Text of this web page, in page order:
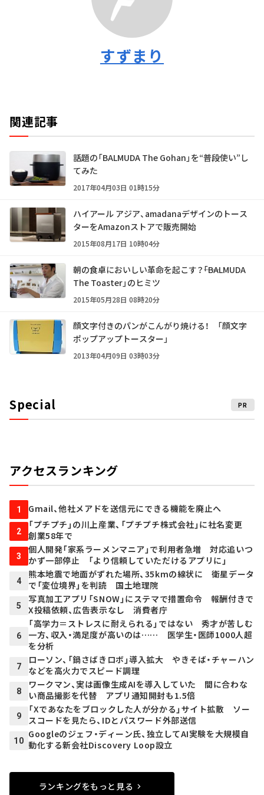
すずまり
関連記事
話題の「BALMUDA The Gohan」を“普段使い”し
てみた
2017年04月03日 01時15分
ハイアール アジア、amadanaデザインのトース
ターをAmazonストアで販売開始
2015年08月17日 10時04分
朝の食卓においしい革命を起こす？――「BALMUDA
The Toaster」のヒミツ
2015年05月28日 08時20分
顔文字付きのパンがこんがり焼ける！ 「顔文字
ポップアップトースター」
2013年04月09日 03時03分
Special PR
アクセスランキング
1 Gmail、他社メアドを送信元にできる機能を廃止へ
2
「プチプチ」の川上産業、「プチプチ株式会社」に社名変更
創業58年で
3
個人開発「家系ラーメンマニア」で利用者急増 対応追いつ
かず一部停止 「より信頼していただけるアプリに」
4
熊本地震で地面がずれた場所、35kmの線状に 衛星データ
で「変位境界」を判読 国土地理院
5
写真加工アプリ「SNOW」にステマで措置命令 報酬付きで
X投稿依頼、広告表示なし 消費者庁
6
「高学力＝ストレスに耐えられる」ではない 秀才が苦しむ
一方、収入・満足度が高いのは…… 医学生・医師1000人超
を分析
7
ローソン、「鍋さばきロボ」導入拡大 やきそば・チャーハン
などを高火力でスピード調理
8
ワークマン、実は画像生成AIを導入していた 間に合わな
い商品撮影を代替 アプリ通知開封も1.5倍
9
「Xであなたをブロックした人が分かる」サイト拡散 ソー
スコードを見たら、IDとパスワード外部送信
10
Googleのジェフ・ディーン氏、独立してAI実験を大規模自
動化する新会社Discovery Loop設立
ランキングをもっと見る